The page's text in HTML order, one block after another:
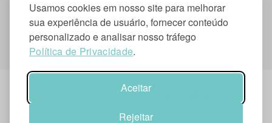
Usamos cookies em nosso site para melhorar
sua experiência de usuário, fornecer conteúdo
personalizado e analisar nosso tráfego
Política de Privacidade.
Aceitar
Rejeitar
Sede Miami, Flórida
2 S. Biscayne Boulevard, Suite 2450 - Miami, FL 33131, EUA